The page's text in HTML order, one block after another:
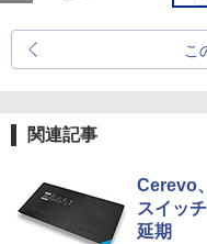
こ
関連記事
Cerevo
スイッ
延期